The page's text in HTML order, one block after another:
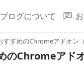
ログについて
すめのChromeアドオン（
のChromeアド